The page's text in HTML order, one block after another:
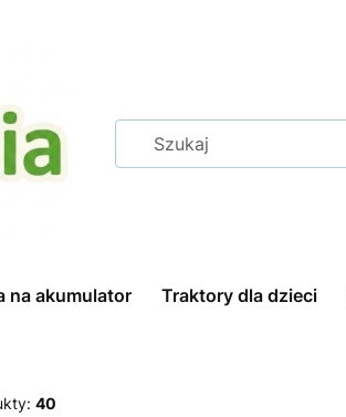
na akumulator Traktory dla dzieci
40